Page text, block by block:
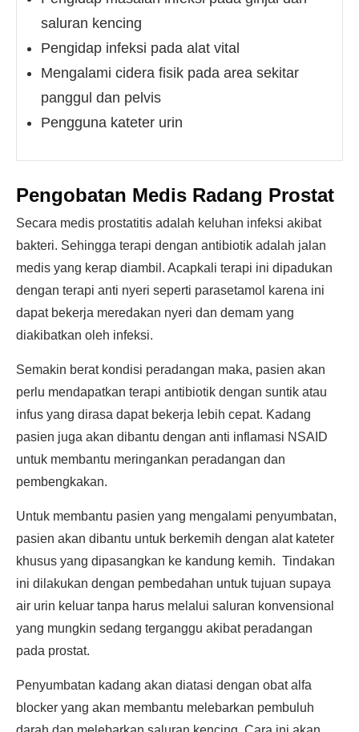
saluran kencing
Pengidap infeksi pada alat vital
Mengalami cidera fisik pada area sekitar
panggul dan pelvis
Pengguna kateter urin
Pengobatan Medis Radang Prostat
Secara medis prostatitis adalah keluhan infeksi akibat
bakteri. Sehingga terapi dengan antibiotik adalah jalan
medis yang kerap diambil. Acapkali terapi ini dipadukan
dengan terapi anti nyeri seperti parasetamol karena ini
dapat bekerja meredakan nyeri dan demam yang
diakibatkan oleh infeksi.
Semakin berat kondisi peradangan maka, pasien akan
perlu mendapatkan terapi antibiotik dengan suntik atau
infus yang dirasa dapat bekerja lebih cepat. Kadang
pasien juga akan dibantu dengan anti inflamasi NSAID
untuk membantu meringankan peradangan dan
pembengkakan.
Untuk membantu pasien yang mengalami penyumbatan,
pasien akan dibantu untuk berkemih dengan alat kateter
khusus yang dipasangkan ke kandung kemih. Tindakan
ini dilakukan dengan pembedahan untuk tujuan supaya
air urin keluar tanpa harus melalui saluran konvensional
yang mungkin sedang terganggu akibat peradangan
pada prostat.
Penyumbatan kadang akan diatasi dengan obat alfa
blocker yang akan membantu melebarkan pembuluh